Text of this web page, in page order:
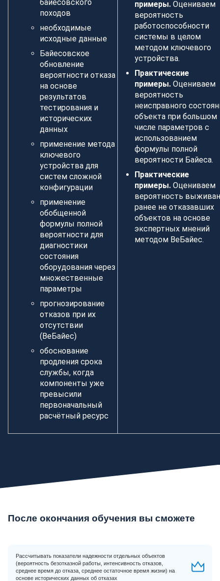
байесовского
походов
необходимые
исходные данные
Байесовское
обновление
вероятности отказа
на основе
результатов
тестирования и
исторических
данных
применение метода
ключевого
устройства для
систем сложной
конфигурации
применение
обобщенной
формулы полной
вероятности для
диагностики
состояния
оборудования через
множественные
параметры
прогнозирование
отказов при их
отсутствии
(ВеБайес)
обоснование
продления срока
службы, когда
компоненты уже
превысили
первоначальный
расчётный ресурс
примеры. Оцениваем
вероятность
работоспособности
системы в целом
методом ключевого
устройства.
Практические
примеры. Оцениваем
вероятность
неисправного
объекта при большом
числе параметров с
использованием
формулы полной
вероятности Байеса.
Практические
примеры. Оцениваем
вероятность
ранее не отказавших
объектов на основе
экспертных мнений
методом ВеБайес.
После окончания обучения вы сможете
Рассчитывать показатели надежности отдельных объектов
(вероятность безотказной работы, интенсивность отказов,
среднее время до отказа, среднее остаточное время жизни) на
основе исторических данных об отказах